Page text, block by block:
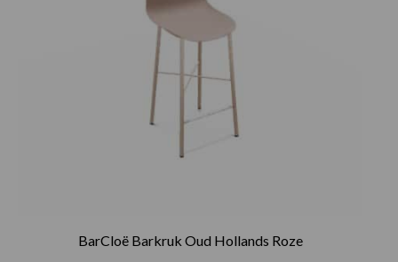
BarCloë Barkruk Oud Hollands Roze